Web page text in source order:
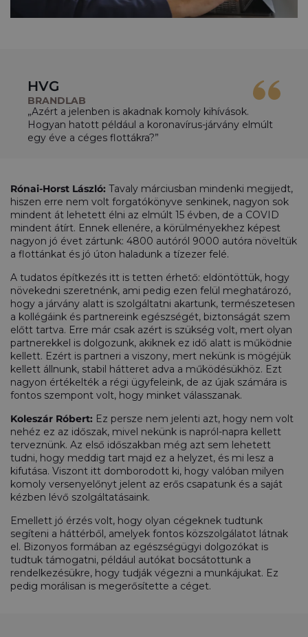
HVG
BRANDLAB
„Azért a jelenben is akadnak komoly kihívások.
Hogyan hatott például a koronavírus-járvány elmúlt
egy éve a céges flottákra?”
Rónai-Horst László: Tavaly márciusban mindenki megijedt,
hiszen erre nem volt forgatókönyve senkinek, nagyon sok
mindent át lehetett élni az elmúlt 15 évben, de a COVID
mindent átírt. Ennek ellenére, a körülményekhez képest
nagyon jó évet zártunk: 4800 autóról 9000 autóra növeltük
a flottánkat és jó úton haladunk a tízezer felé.
A tudatos építkezés itt is tetten érhető: eldöntöttük, hogy
növekedni szeretnénk, ami pedig ezen felül meghatározó,
hogy a járvány alatt is szolgáltatni akartunk, természetesen
a kollégáink és partnereink egészségét, biztonságát szem
előtt tartva. Erre már csak azért is szükség volt, mert olyan
partnerekkel is dolgozunk, akiknek ez idő alatt is működnie
kellett. Ezért is partneri a viszony, mert nekünk is mögéjük
kellett állnunk, stabil hátteret adva a működésükhöz. Ezt
nagyon értékelték a régi ügyfeleink, de az újak számára is
fontos szempont volt, hogy minket válasszanak.
Koleszár Róbert: Ez persze nem jelenti azt, hogy nem volt
nehéz ez az időszak, mivel nekünk is napról-napra kellett
terveznünk. Az első időszakban még azt sem lehetett
tudni, hogy meddig tart majd ez a helyzet, és mi lesz a
kifutása. Viszont itt domborodott ki, hogy valóban milyen
komoly versenyelőnyt jelent az erős csapatunk és a saját
kézben lévő szolgáltatásaink.
Emellett jó érzés volt, hogy olyan cégeknek tudtunk
segíteni a háttérből, amelyek fontos közszolgálatot látnak
el. Bizonyos formában az egészségügyi dolgozókat is
tudtuk támogatni, például autókat bocsátottunk a
rendelkezésükre, hogy tudják végezni a munkájukat. Ez
pedig morálisan is megerősítette a céget.